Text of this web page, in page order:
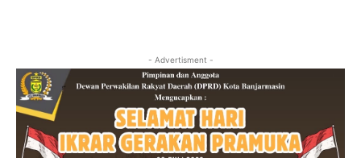
- Advertisment -